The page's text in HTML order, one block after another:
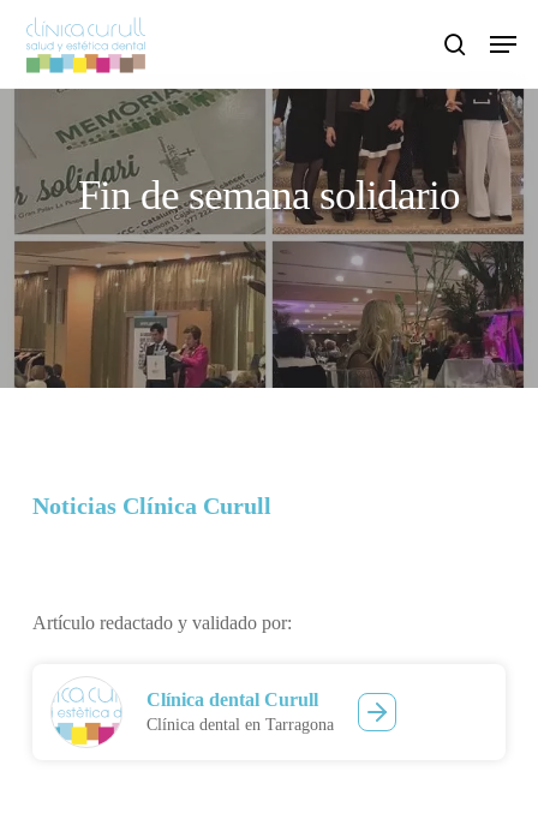
search
Menu
Fin de semana solidario
Noticias Clínica Curull
Artículo redactado y validado por:
Clínica dental Curull
Clínica dental en Tarragona